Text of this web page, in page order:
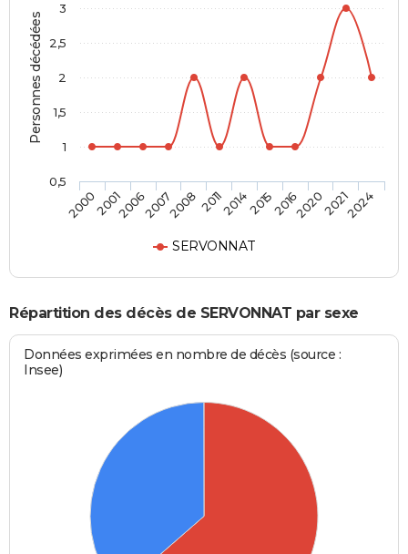
Personnes décédées
SERVONNAT
20002001200620072008 2011201420152016202020212024
0,5
1
1,5
2
2,5
3
Répartition des décès de SERVONNAT par sexe
Données exprimées en nombre de décès (source :
Insee)